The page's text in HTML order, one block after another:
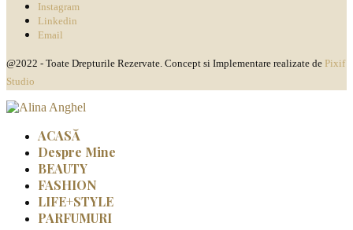
Instagram
Linkedin
Email
@2022 - Toate Drepturile Rezervate. Concept si Implementare realizate de Pixif
Studio
ACASĂ
Despre Mine
BEAUTY
FASHION
LIFE+STYLE
PARFUMURI